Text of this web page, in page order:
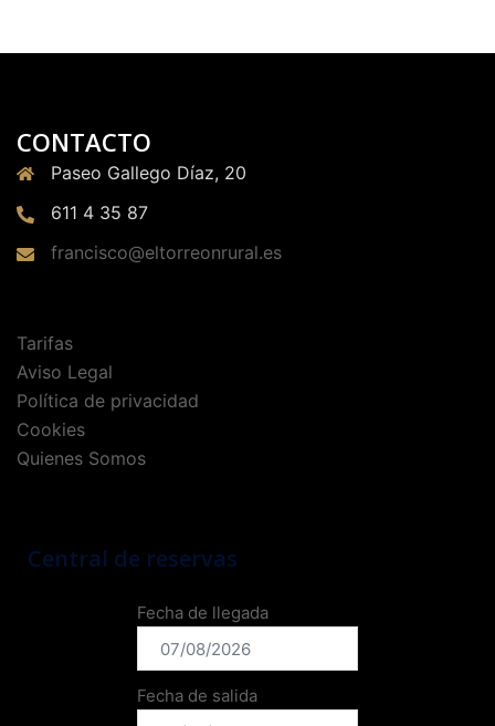
CONTACTO
Paseo Gallego Díaz, 20
611 4 35 87
francisco@eltorreonrural.es
Tarifas
Aviso Legal
Política de privacidad
Cookies
Quienes Somos
Central de reservas
Fecha de llegada
Fecha de salida